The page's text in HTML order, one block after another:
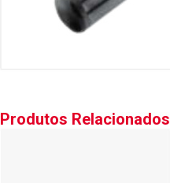
Produtos Relacionados